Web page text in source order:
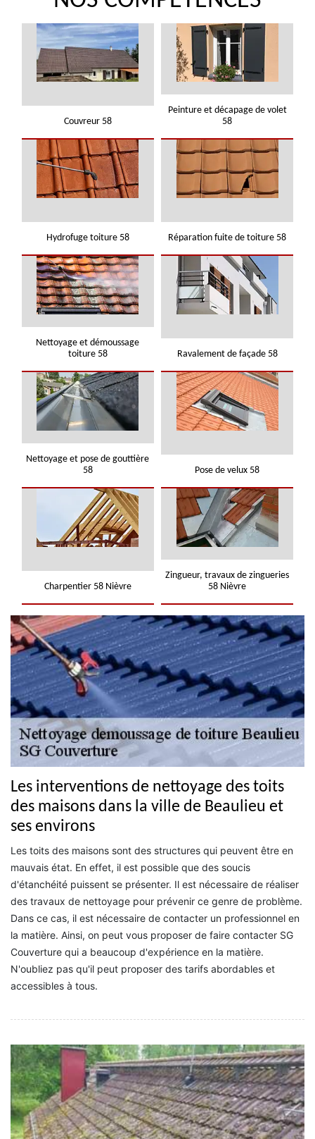
Couvreur 58
Peinture et décapage de volet
58
Hydrofuge toiture 58 Réparation fuite de toiture 58
Nettoyage et démoussage
toiture 58
Ravalement de façade 58
Nettoyage et pose de gouttière
58
Pose de velux 58
Charpentier 58 Nièvre
Zingueur, travaux de zingueries
58 Nièvre
Les interventions de nettoyage des toits
des maisons dans la ville de Beaulieu et
ses environs
Les toits des maisons sont des structures qui peuvent être en
mauvais état. En effet, il est possible que des soucis
d'étanchéité puissent se présenter. Il est nécessaire de réaliser
des travaux de nettoyage pour prévenir ce genre de problème.
Dans ce cas, il est nécessaire de contacter un professionnel en
la matière. Ainsi, on peut vous proposer de faire contacter SG
Couverture qui a beaucoup d'expérience en la matière.
N'oubliez pas qu'il peut proposer des tarifs abordables et
accessibles à tous.